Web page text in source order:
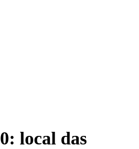
local das